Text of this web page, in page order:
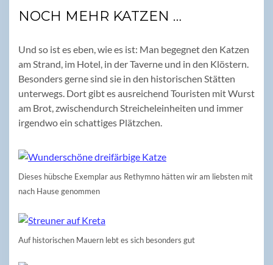
NOCH MEHR KATZEN …
Und so ist es eben, wie es ist: Man begegnet den Katzen
am Strand, im Hotel, in der Taverne und in den Klöstern.
Besonders gerne sind sie in den historischen Stätten
unterwegs. Dort gibt es ausreichend Touristen mit Wurst
am Brot, zwischendurch Streicheleinheiten und immer
irgendwo ein schattiges Plätzchen.
Dieses hübsche Exemplar aus Rethymno hätten wir am liebsten mit
nach Hause genommen
Auf historischen Mauern lebt es sich besonders gut